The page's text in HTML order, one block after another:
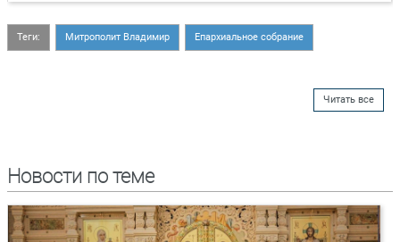
Теги: Митрополит Владимир Епархиальное собрание
Читать все
Новости по теме